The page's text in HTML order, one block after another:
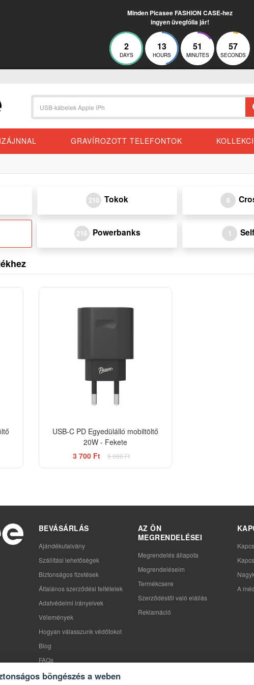
Minden Picasee FASHION CASE-hez
ingyen üvegfólia jár!
2
DAYS
13
HOURS
51
MINUTES
57
SECONDS
GRAVÍROZOTT TELEFONTOK
210 Tokok 6
216 Powerbanks 1
USB-C PD Egyedülálló mobiltöltő
20W - Fekete
3 700 Ft
6 000 Ft
BEVÁSÁRLÁS
Ajándékutalvány
Szállítási lehetőségek
Biztonságos fizetések
Általános szerződési feltételek
Adatvédelmi irányelvek
Vélemények
Hogyan válasszunk védőtokot
Blog
FAQs
AZ ÖN
MEGRENDELÉSEI
Megrendelés állapota
Megrendeléseim
Termékcsere
Szerződéstől való elállás
Reklamáció
A
böngészés a weben